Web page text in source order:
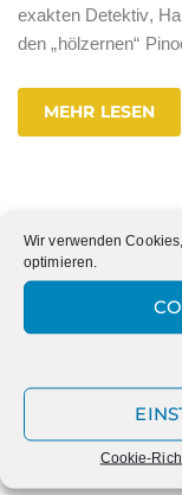
Wir verwenden
optimieren.
Cookie-
exakten Detektiv,
den „hölzernen“
MEHR LESEN
Großes
Zum diesjährigen
Marienschule am
Schülerinnen der
werden unter dem
Probenarbeit der
werden der Musik-